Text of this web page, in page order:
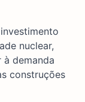
nuclear,
à demanda
construções